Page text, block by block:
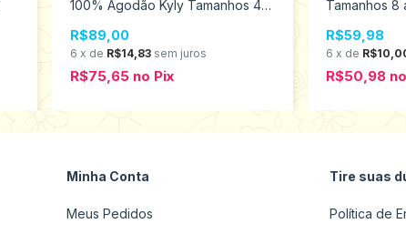
100% Agodão Kyly Tamanhos 4
R$89,00
6 x de R$14,83 sem juros
R$75,65 no Pix
Tamanhos 8
R$59,98
6 x de
R$50,98 no
Minha Conta
Meus Pedidos
Tire suas
Política de